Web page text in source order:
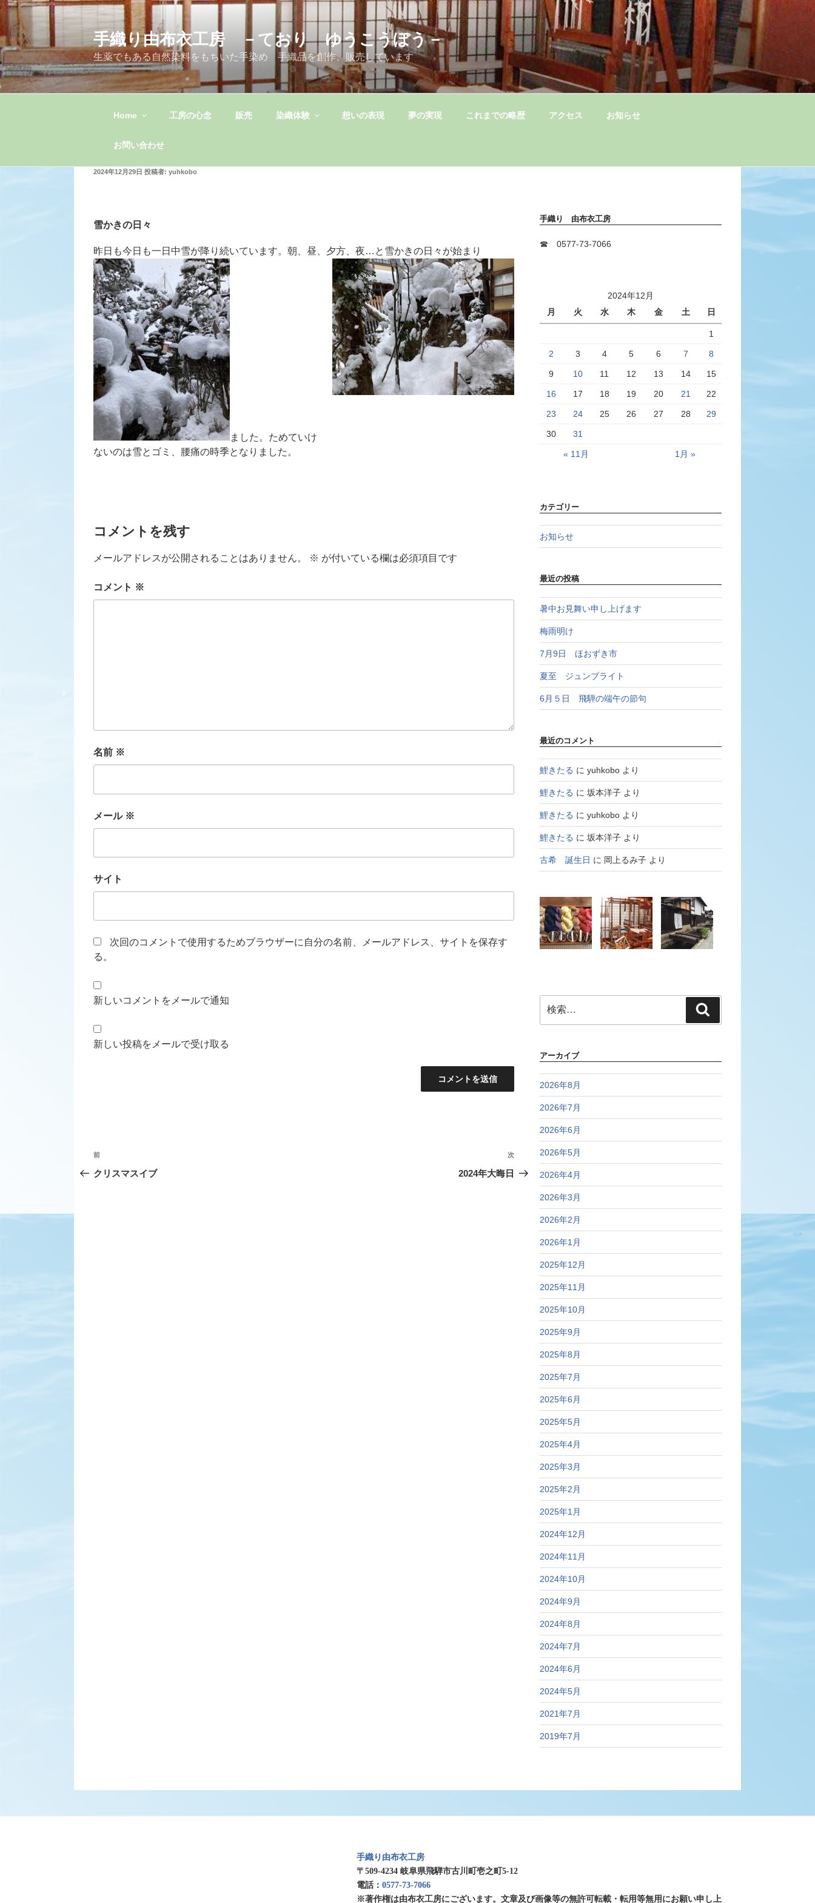
コ
テ
ン
ツ
へ
ス
手織り由布衣工房 －ており ゆうこうぼう－
生薬でもある自然染料をもちいた手染め 手織品を創作、販売しています
Home 工房の心念 販売 染織体験 想いの表現 夢の実現 これまでの略歴 アクセス お知らせ
お問い合わせ
投
2024年12月29日 投稿者: yuhkobo
雪かきの日々
昨日も今日も一日中雪が降り続いています。朝、昼、夕方、夜…と雪かきの日々が始まり
ました。ためていけ
ないのは雪とゴミ、腰痛の時季となりました。
コメントを残す
メールアドレスが公開されることはありません。 ※ が付いている欄は必須項目です
コメント ※
名前 ※
メール ※
サイト
次回のコメントで使用するためブラウザーに自分の名前、メールアドレス、サイトを保存す
る。
新しいコメントをメールで通知
新しい投稿をメールで受け取る
稿
ナ
前
の
前
クリスマスイブ
次
の
次
2024年大晦日
手織り 由布衣工房
☎ 0577-73-7066
2024年12月
月
火 水 木 金 土 日
1
2 3 4 5 6 7 8
9 10 11 12 13 14 15
16 17 18 19 20 21 22
23 24 25 26 27 28 29
30 31
« 11月 1月 »
カテゴリー
お知らせ
最近の投稿
暑中お見舞い申し上げます
梅雨明け
7月9日 ほおずき市
夏至 ジュンブライト
6月５日 飛騨の端午の節句
最近のコメント
鯉きたる に yuhkoboより
鯉きたる に 坂本洋子より
鯉きたる に yuhkoboより
鯉きたる に 坂本洋子より
古希 誕生日 に 岡上るみ子より
索:
索
アーカイブ
2026年8月
2026年7月
2026年6月
2026年5月
2026年4月
2026年3月
2026年2月
2026年1月
2025年12月
2025年11月
2025年10月
2025年9月
2025年8月
2025年7月
2025年6月
2025年5月
2025年4月
2025年3月
2025年2月
2025年1月
2024年12月
2024年11月
2024年10月
2024年9月
2024年8月
2024年7月
2024年6月
2024年5月
2021年7月
2019年7月
手織り由布衣工房
〒509-4234 岐阜県飛騨市古川町壱之町5-12
電話：0577-73-7066
※著作権は由布衣工房にございます。文章及び画像等の無許可転載・転用等無用にお願い申し上